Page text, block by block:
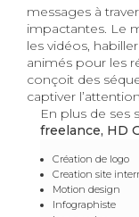
messages à
impactantes. Le
les vidéos,
animés pour les
conçoit des
captiver
En plus de ses
freelance, HD
Création de logo
Creation site
Motion design
Infographiste